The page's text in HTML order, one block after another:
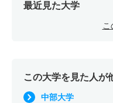
最近見た大学
こ
この大学を見た人が
中部大学